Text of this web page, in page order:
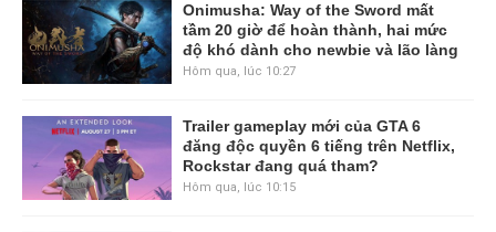
Onimusha: Way of the Sword mất
tầm 20 giờ để hoàn thành, hai mức
độ khó dành cho newbie và lão làng
Hôm qua, lúc 10:27
Trailer gameplay mới của GTA 6
đăng độc quyền 6 tiếng trên Netflix,
Rockstar đang quá tham?
Hôm qua, lúc 10:15